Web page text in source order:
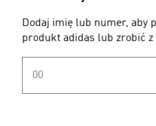
Dodaj imię lub numer, aby
produkt adidas lub zrobić z
00